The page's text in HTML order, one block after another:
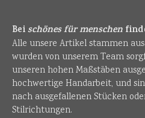
Beischönes für menschen
Alle unsere Artikel stammen
wurden von unserem Team
unseren hohen Maßstäben
hochwertige Handarbeit, und
nach ausgefallenen Stücken
Stilrichtungen.